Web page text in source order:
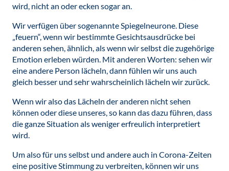
wird, nicht an oder ecken sogar an.
Wir verfügen über sogenannte Spiegelneurone. Diese
„feuern“, wenn wir bestimmte Gesichtsausdrücke bei
anderen sehen, ähnlich, als wenn wir selbst die zugehörige
Emotion erleben würden. Mit anderen Worten: sehen wir
eine andere Person lächeln, dann fühlen wir uns auch
gleich besser und sehr wahrscheinlich lächeln wir zurück.
Wenn wir also das Lächeln der anderen nicht sehen
können oder diese unseres, so kann das dazu führen, dass
die ganze Situation als weniger erfreulich interpretiert
wird.
Um also für uns selbst und andere auch in Corona-Zeiten
eine positive Stimmung zu verbreiten, können wir uns